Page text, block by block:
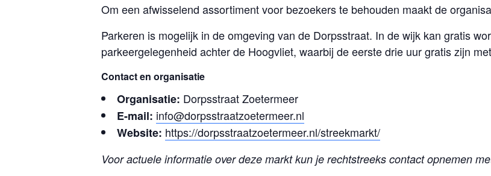
Om een afwisselend assortiment voor bezoekers te behouden maakt de
Parkeren is mogelijk in de omgeving van de Dorpsstraat. In de wijk kan gratis
parkeergelegenheid achter de Hoogvliet, waarbij de eerste drie uur gratis zijn
Contact en organisatie
Organisatie: Dorpsstraat Zoetermeer
E-mail: info@dorpsstraatzoetermeer.nl
Website: https://dorpsstraatzoetermeer.nl/streekmarkt/
Voor actuele informatie over deze markt kun je rechtstreeks contact opnemen